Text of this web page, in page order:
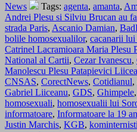
News
Tags: agenta, amanta,
Andrei Plesu si Silviu Brucan au
strada Paris, Ascanio Damian,
bolile homosexualilor, cacanarii lui
Catrinel Lacramioara Maria Plesu
National al Cartii, Cezar Ivanescu,
Manolescu Plesu Patapievici
CNSAS, CorectNews, Cotidianul,
Gabriel Liiceanu, GDS, Ghimpele,
homosexuali, homosexualii lui
informatoare, Informatoare la 19
Justin Marchis, KGB,